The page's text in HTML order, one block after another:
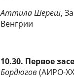
Аттила Шереш,
Венгрии
10.30. Первое
Бордюгов (АИРО-